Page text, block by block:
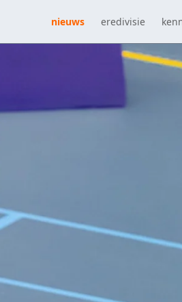
nieuws eredivisie